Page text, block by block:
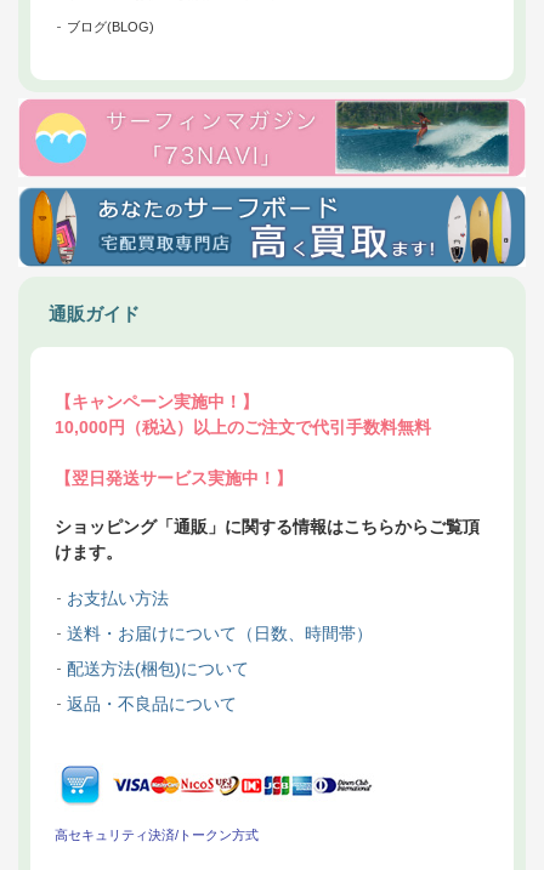
ブログ(BLOG)
通販ガイド
【キャンペーン実施中！】
10,000円（税込）以上のご注文で代引手数料無料
【翌日発送サービス実施中！】
ショッピング「通販」に関する情報はこちらからご覧頂
けます。
お支払い方法
送料・お届けについて（日数、時間帯）
配送方法(梱包)について
返品・不良品について
高セキュリティ決済/トークン方式